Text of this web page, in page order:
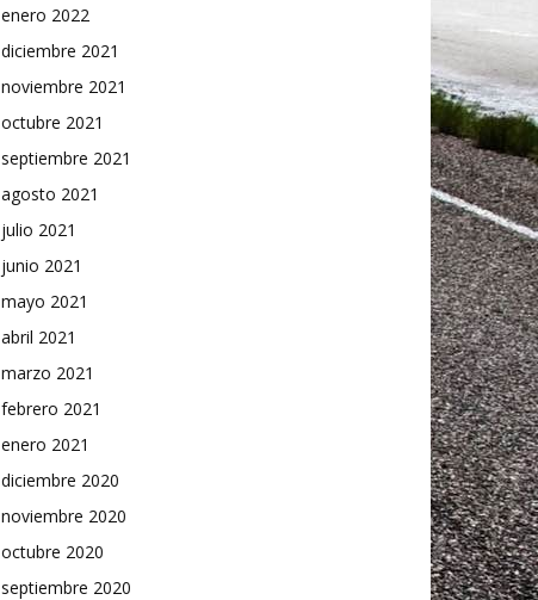
enero 2022
diciembre 2021
noviembre 2021
octubre 2021
septiembre 2021
agosto 2021
julio 2021
junio 2021
mayo 2021
abril 2021
marzo 2021
febrero 2021
enero 2021
diciembre 2020
noviembre 2020
octubre 2020
septiembre 2020